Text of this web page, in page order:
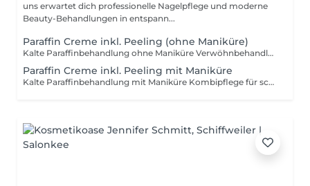
uns erwartet dich professionelle Nagelpflege und moderne
Beauty-Behandlungen in entspann...
Paraffin Creme inkl. Peeling (ohne Maniküre)
Kalte Paraffinbehandlung ohne Maniküre Verwöhnbehandlung nur für die Haut der Hände ohne Maniküre. Peeling, Serum, Balsam und Creme-Paraffin sorgen für tiefenwirksame Feuchtigkeit und samtweiche Haut. Ideal als Zusatzbehandlung oder wenn du einfach nur deiner Haut etwas Gutes tun möchtest!
Paraffin Creme inkl. Peeling mit Maniküre
Kalte Paraffinbehandlung mit Maniküre Kombipflege für schöne und gesunde Hände: Zuerst bekommst du eine klassische Maniküre (Form, Nagelhautpflege, Feilen), danach folgt eine intensive Pflege mit Peeling, Serum, Balsam und Creme-Paraffin. Deine Hände werden spürbar weicher, glatter und intensiv gepflegt. Perfekt bei trockener oder beanspruchter Haut!